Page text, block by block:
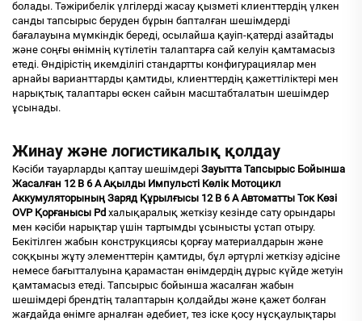
болады. Тәжірибелік үлгілерді жасау қызметі клиенттердің үлкен
санды тапсырыс беруден бұрын бапталған шешімдерді
бағалауына мүмкіндік береді, осылайша қауіп-қатерді азайтады
және соңғы өнімнің күтілетін талаптарға сай келуін қамтамасыз
етеді. Өндірістің икемділігі стандартты конфигурациялар мен
арнайы варианттарды қамтиды, клиенттердің қажеттіліктері мен
нарықтық талаптары өскен сайын масштабталатын шешімдер
ұсынады.
Жинау және логистикалық қолдау
Кәсіби тауарларды қаптау шешімдері Зауытта Тапсырыс Бойынша
Жасалған 12 В 6 А Ақылды Импульсті Көлік Мотоцикл
Аккумуляторының Заряд Құрылғысы 12 В 6 А Автоматты Ток Көзі
OVP Қорғанысы Pd халықаралық жеткізу кезінде сату орындары
мен кәсіби нарықтар үшін тартымды ұсынысты ұстап отыру.
Бекітілген жабын конструкциясы қорғау материалдарын және
соққыны жұту элементтерін қамтиды, бұл әртүрлі жеткізу әдісіне
немесе бағытталуына қарамастан өнімдердің дұрыс күйде жетуін
қамтамасыз етеді. Тапсырыс бойынша жасалған жабын
шешімдері брендтің талаптарын қолдайды және қажет болған
жағдайда өнімге арналған әдебиет, тез іске қосу нұсқаулықтары